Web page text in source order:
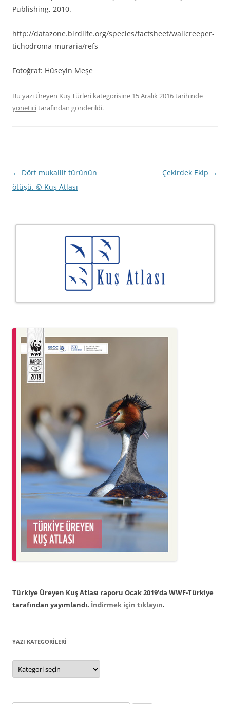
Publishing, 2010.
http://datazone.birdlife.org/species/factsheet/wallcreeper-
tichodroma-muraria/refs
Fotoğraf: Hüseyin Meşe
Bu yazı Üreyen Kuş Türleri kategorisine 15 Aralık 2016tarihinde
yoneticitarafından gönderildi.
Yazı
dolaşımı
← Dört mukallit türünün
ötüşü. © Kuş Atlası
Çekirdek Ekip →
Türkiye Üreyen Kuş Atlası raporu Ocak 2019’da WWF-Türkiye
tarafından yayımlandı. İndirmek için tıklayın.
YAZI KATEGORILERI
Yazı
Kategorileri